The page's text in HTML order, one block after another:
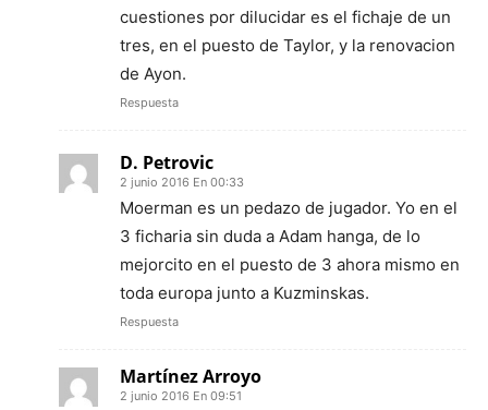
cuestiones por dilucidar es el fichaje de un
tres, en el puesto de Taylor, y la renovacion
de Ayon.
Respuesta
D. Petrovic
2 junio 2016 En 00:33
Moerman es un pedazo de jugador. Yo en el
3 ficharia sin duda a Adam hanga, de lo
mejorcito en el puesto de 3 ahora mismo en
toda europa junto a Kuzminskas.
Respuesta
Martínez Arroyo
2 junio 2016 En 09:51